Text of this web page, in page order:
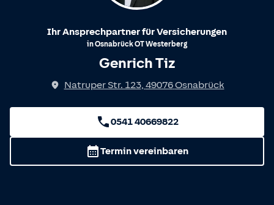
Ihr Ansprechpartner für Versicherungen
inOsnabrückOTWesterberg
Genrich Tiz
Natruper Str. 123, 49076Osnabrück
0541 40669822
Termin vereinbaren